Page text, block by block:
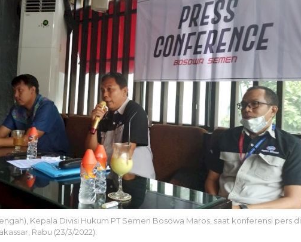
Kepala Divisi Hukum PT Semen Bosowa Maros, saat konferensi pers di
Rabu (23/3/2022).